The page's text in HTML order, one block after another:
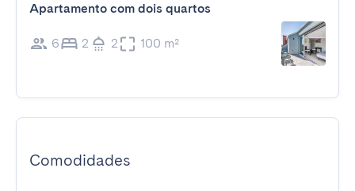
Apartamento com dois quartos
6 2 2 100 m²
Comodidades